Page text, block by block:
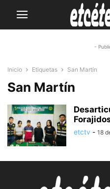
-
Inicio Etiquetas San Martín
San Martín
etctv - 18